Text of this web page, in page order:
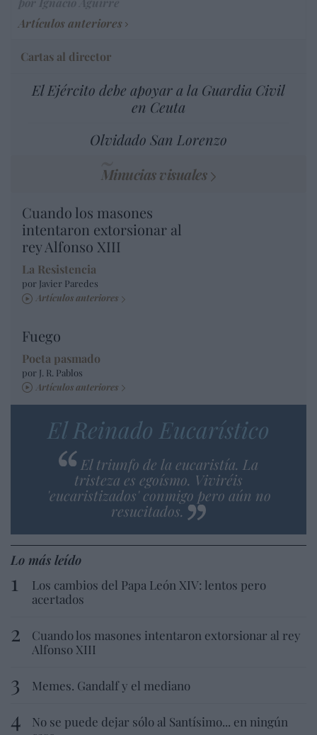
Artículos anteriores
Cartas al director
El Ejército debe apoyar a la Guardia Civil
en Ceuta
Olvidado San Lorenzo
Minucias visuales
Cuando los masones
intentaron extorsionar al
rey Alfonso XIII
La Resistencia
por Javier Paredes
Artículos anteriores
Fuego
Poeta pasmado
por J. R. Pablos
Artículos anteriores
El Reinado Eucarístico
El triunfo de la eucaristía. La
tristeza es egoísmo. Viviréis
'eucaristizados' conmigo pero aún no
resucitados.
Lo más leído
Los cambios del Papa León XIV: lentos pero
acertados
Cuando los masones intentaron extorsionar al rey
Alfonso XIII
Memes. Gandalf y el mediano
No se puede dejar sólo al Santísimo... en ningún